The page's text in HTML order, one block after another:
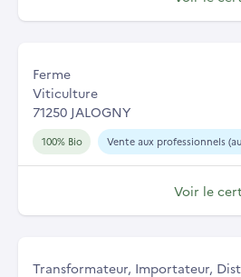
Ferme
Viticulture
71250 JALOGNY
100% Bio Vente aux professionnels
Voir le
Transformateur, Importateur,